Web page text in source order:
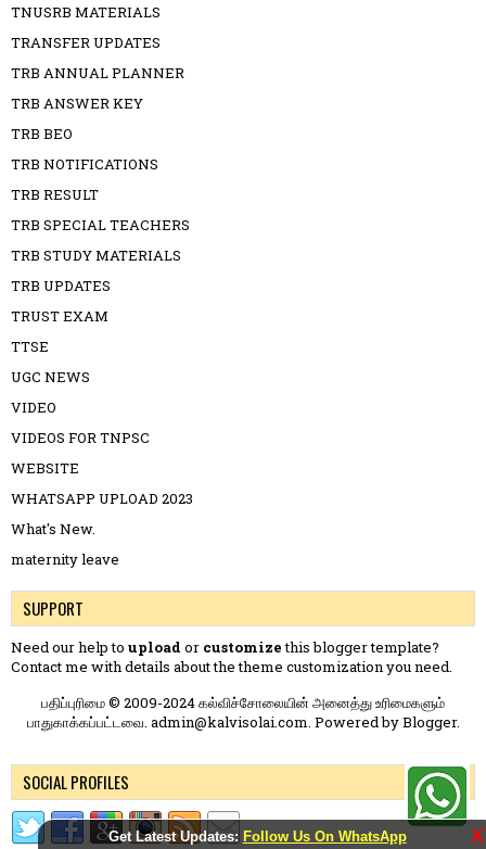
Get Latest Updates: Follow Us On WhatsApp X
TNUSRB MATERIALS
TRANSFER UPDATES
TRB ANNUAL PLANNER
TRB ANSWER KEY
TRB BEO
TRB NOTIFICATIONS
TRB RESULT
TRB SPECIAL TEACHERS
TRB STUDY MATERIALS
TRB UPDATES
TRUST EXAM
TTSE
UGC NEWS
VIDEO
VIDEOS FOR TNPSC
WEBSITE
WHATSAPP UPLOAD 2023
What's New.
maternity leave
SUPPORT
Need our help to upload or customizethis blogger template?
Contact me with details about the theme customization you need.
பதிப்புரிமை © 2009-2024 கல்விச்சோலையின் அனைத்து உரிமைகளும்
பாதுகாக்கப்பட்டவை. admin@kalvisolai.com. Powered byBlogger.
SOCIAL PROFILES